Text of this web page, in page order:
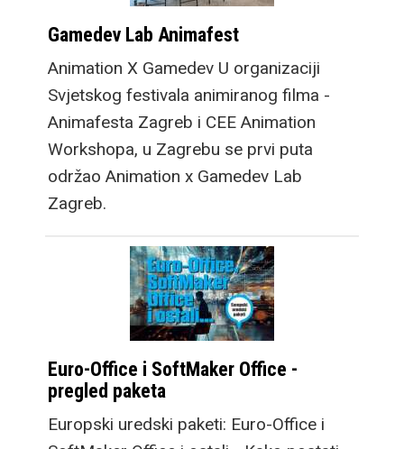
Gamedev Lab Animafest
Animation X Gamedev U organizaciji
Svjetskog festivala animiranog filma -
Animafesta Zagreb i CEE Animation
Workshopa, u Zagrebu se prvi puta
održao Animation x Gamedev Lab
Zagreb.
Euro-Office i SoftMaker Office -
pregled paketa
Europski uredski paketi: Euro-Office i